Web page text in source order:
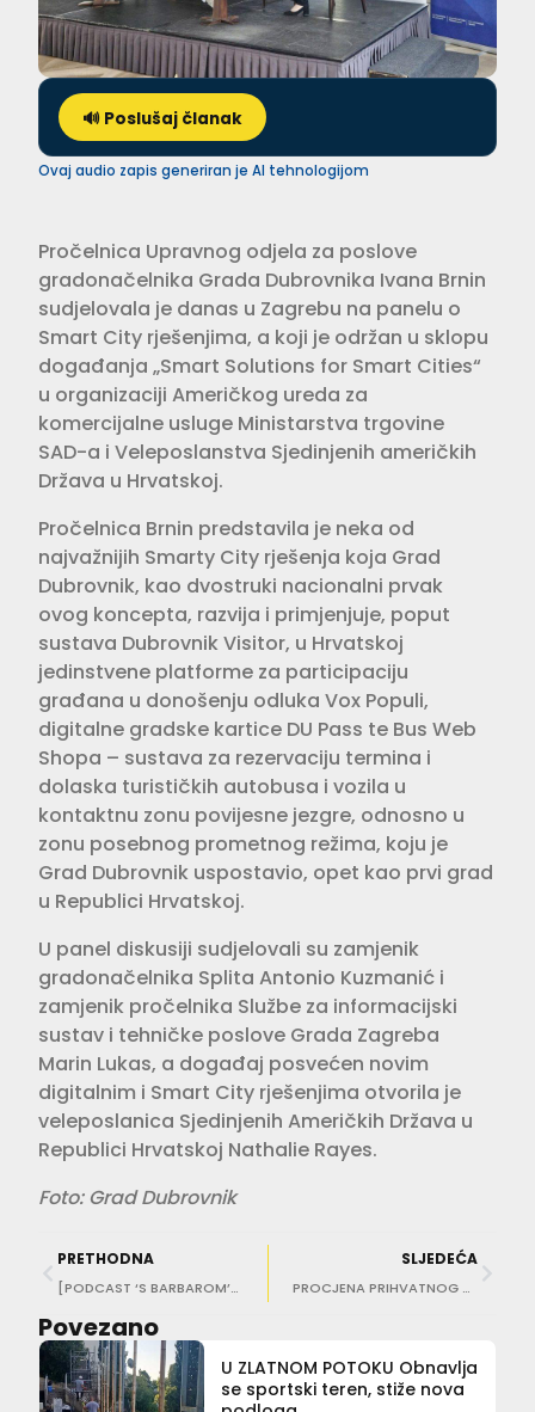
🔊 Poslušaj članak
Ovaj audio zapis generiran je AI tehnologijom
Pročelnica Upravnog odjela za poslove
gradonačelnika Grada Dubrovnika Ivana Brnin
sudjelovala je danas u Zagrebu na panelu o
Smart City rješenjima, a koji je održan u sklopu
događanja „Smart Solutions for Smart Cities“
u organizaciji Američkog ureda za
komercijalne usluge Ministarstva trgovine
SAD-a i Veleposlanstva Sjedinjenih američkih
Država u Hrvatskoj.
Pročelnica Brnin predstavila je neka od
najvažnijih Smarty City rješenja koja Grad
Dubrovnik, kao dvostruki nacionalni prvak
ovog koncepta, razvija i primjenjuje, poput
sustava Dubrovnik Visitor, u Hrvatskoj
jedinstvene platforme za participaciju
građana u donošenju odluka Vox Populi,
digitalne gradske kartice DU Pass te Bus Web
Shopa – sustava za rezervaciju termina i
dolaska turističkih autobusa i vozila u
kontaktnu zonu povijesne jezgre, odnosno u
zonu posebnog prometnog režima, koju je
Grad Dubrovnik uspostavio, opet kao prvi grad
u Republici Hrvatskoj.
U panel diskusiji sudjelovali su zamjenik
gradonačelnika Splita Antonio Kuzmanić i
zamjenik pročelnika Službe za informacijski
sustav i tehničke poslove Grada Zagreba
Marin Lukas, a događaj posvećen novim
digitalnim i Smart City rješenjima otvorila je
veleposlanica Sjedinjenih Američkih Država u
Republici Hrvatskoj Nathalie Rayes.
Foto: Grad Dubrovnik
PRETHODNA
[PODCAST ‘S BARBAROM’] Marko Dabrović: Bez promjene porezne politike neće samo Grad unutar zidina ostati bez ljudi!
SLJEDEĆA
PROCJENA PRIHVATNOG KAPACITETA GRADA Zimi 1.200 stanovnika uz 4 tisuće postelja koje zjape prazne!
Povezano
U ZLATNOM POTOKU Obnavlja
se sportski teren, stiže nova